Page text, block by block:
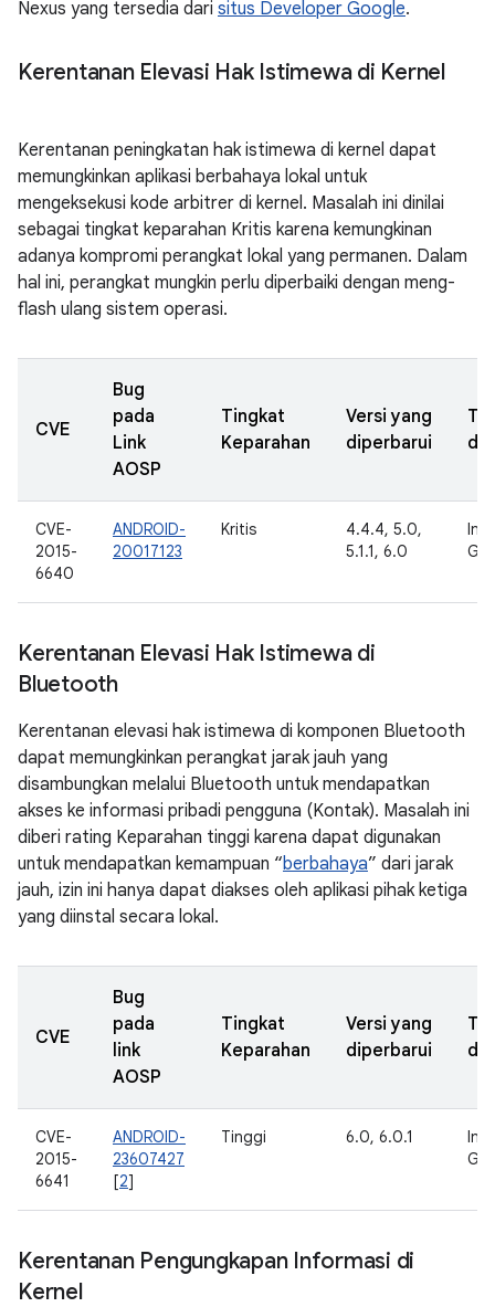
Nexus yang tersedia dari situs Developer Google.
Kerentanan Elevasi Hak Istimewa di Kernel
Kerentanan peningkatan hak istimewa di kernel dapat
memungkinkan aplikasi berbahaya lokal untuk
mengeksekusi kode arbitrer di kernel. Masalah ini dinilai
sebagai tingkat keparahan Kritis karena kemungkinan
adanya kompromi perangkat lokal yang permanen. Dalam
hal ini, perangkat mungkin perlu diperbaiki dengan meng-
flash ulang sistem operasi.
CVE
Bug
pada
Link
AOSP
Tingkat
Keparahan
Versi yang
diperbarui
CVE-
2015-
6640
ANDROID-
20017123
Kritis
4.4.4, 5.0,
5.1.1, 6.0
Kerentanan Elevasi Hak Istimewa di
Bluetooth
Kerentanan elevasi hak istimewa di komponen Bluetooth
dapat memungkinkan perangkat jarak jauh yang
disambungkan melalui Bluetooth untuk mendapatkan
akses ke informasi pribadi pengguna (Kontak). Masalah ini
diberi rating Keparahan tinggi karena dapat digunakan
untuk mendapatkan kemampuan “berbahaya” dari jarak
jauh, izin ini hanya dapat diakses oleh aplikasi pihak ketiga
yang diinstal secara lokal.
CVE
Bug
pada
link
AOSP
Tingkat
Keparahan
Versi yang
diperbarui
CVE-
2015-
6641
ANDROID-
23607427
[2]
Tinggi 6.0, 6.0.1
Kerentanan Pengungkapan Informasi di
Kernel